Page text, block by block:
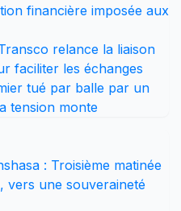
financière imposée aux
relance la liaison
faciliter les échanges
tué par balle par un
tension monte
: Troisième matinée
vers une souveraineté